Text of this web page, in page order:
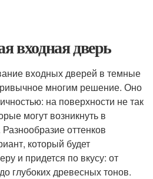
входная дверь
входных дверей в темные
многим решение. Оно
на поверхности не так
могут возникнуть в
оттенков
который будет
и придется по вкусу: от
глубоких древесных тонов.